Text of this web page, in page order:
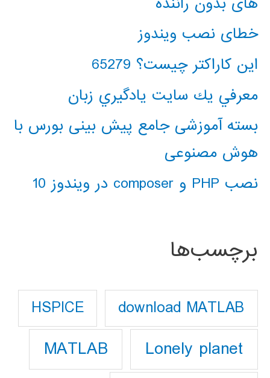
خطای نصب ویندوز
این کاراکتر چیست؟ 65279
معرفي يك سايت يادگيري زبان
بسته آموزشی جامع پیش بینی بورس با
هوش مصنوعی
نصب PHP و composer در ویندوز 10
برچسب‌ها
download MATLAB
HSPICE
Lonely planet
MATLAB